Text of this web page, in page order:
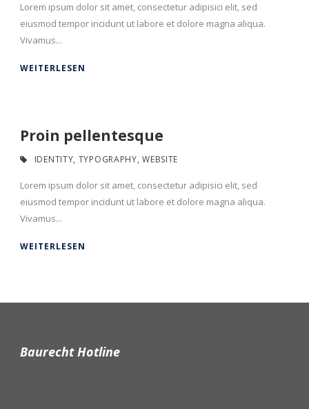
Lorem ipsum dolor sit amet, consectetur adipisici elit, sed
eiusmod tempor incidunt ut labore et dolore magna aliqua.
Vivamus...
WEITERLESEN
Proin pellentesque
IDENTITY, TYPOGRAPHY, WEBSITE
Lorem ipsum dolor sit amet, consectetur adipisici elit, sed
eiusmod tempor incidunt ut labore et dolore magna aliqua.
Vivamus...
WEITERLESEN
Baurecht Hotline